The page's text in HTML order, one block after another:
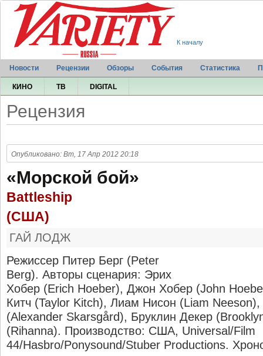
К началу
Новости Рецензии Обзоры События Статистика
КИНО ТВ DIGITAL
Рецензия
Опубликовано: Вт, 17 Апр 2012 20:18
«Морской бой»
Battleship
(США)
ГАЙ ЛОДЖ
Режиссер Питер Берг (Peter
Berg). Авторы сценария: Эрих
Хобер (Erich Hoeber), Джон Хобер (John
Китч (Taylor Kitch), Лиам Нисон (Liam
(Alexander Skarsgård), Бруклин Декер
(Rihanna). Производство: США, Universal/Film
44/Hasbro/Ponysound/Stuber Productions.